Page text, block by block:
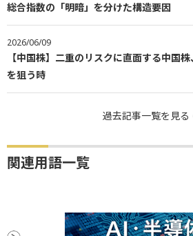
総合指数の「明暗」を分けた構造要因
2026/06/09
【中国株】二重のリスクに直面する中国
を狙う時
過去記事一覧を見る
関連用語一覧